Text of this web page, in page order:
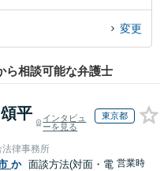
・鑑定を法律相談できる鹿嶋市
の相談者さんにおすすめです。
変更
ら相談可能な弁護士
平
インタビュ
ーを見る
東京都
法律事務所
か 面談方法(対面・電 営業時